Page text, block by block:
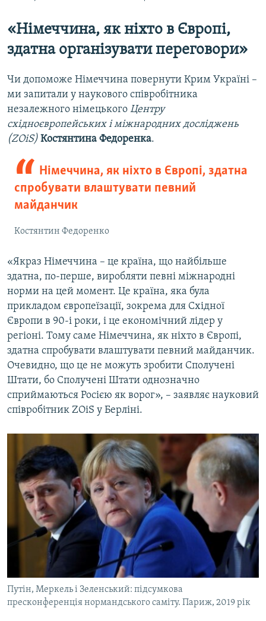
«Німеччина, як ніхто в Європі,
здатна організувати переговори»
Чи допоможе Німеччина повернути Крим Україні –
ми запитали у наукового співробітника
незалежного німецького Центру
східноєвропейських і міжнародних досліджень
(ZOiS) Костянтина Федоренка.
Німеччина, як ніхто в Європі, здатна
спробувати влаштувати певний
майданчик
Костянтин Федоренко
«Якраз Німеччина – це країна, що найбільше
здатна, по-перше, виробляти певні міжнародні
норми на цей момент. Це країна, яка була
прикладом європеїзації, зокрема для Східної
Європи в 90-і роки, і це економічний лідер у
регіоні. Тому саме Німеччина, як ніхто в Європі,
здатна спробувати влаштувати певний майданчик.
Очевидно, що це не можуть зробити Сполучені
Штати, бо Сполучені Штати однозначно
сприймаються Росією як ворог», – заявляє науковий
співробітник ZOiS у Берліні.
Путін, Меркель і Зеленський: підсумкова
пресконференція нормандського саміту. Париж, 2019 рік